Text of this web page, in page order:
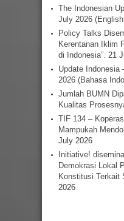
The Indonesian
July 2026
Policy Talks
Kerentanan Iklim
di Indonesia”. 21
Update
2026 (Bahasa
Jumlah BUMN
Kualitas
TIF 134 –
Mampukah
July 2026
Initiative!
Demokrasi Lokal
Konstitusi Terkait
2026